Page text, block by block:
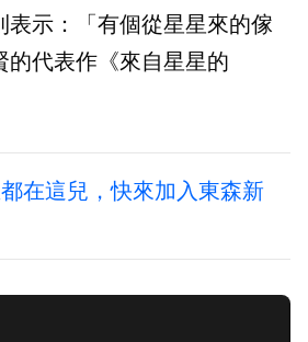
表示：「有個從星星來的傢
的代表作《來自星星的
在這兒，快來加入東森新